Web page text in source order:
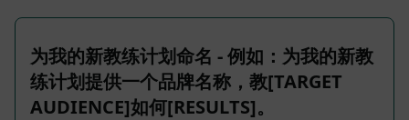
为我的新教练计划命名 - 例如：为我的新教
练计划提供一个品牌名称，教[TARGET
AUDIENCE]如何[RESULTS]。